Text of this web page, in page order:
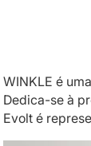
WINKLE é
Dedica-se à
Evolt é